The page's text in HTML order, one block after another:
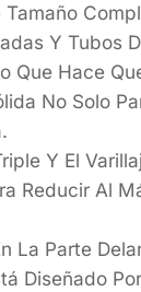
Y Tubos
Que Hace
No Solo
Y El
Reducir Al
La Parte
Diseñado